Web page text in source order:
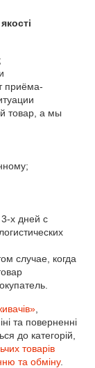
приёма-
товар, а мы
3-х дней с
случае, когда
та поверненні
до категорій,
товарів
та обміну.